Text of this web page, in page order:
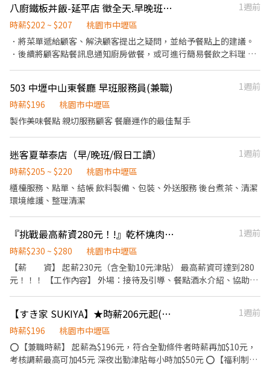
健檢 ★勞保、健保，6％勞退提撥 ⭕【工作說明】 《內場》:餐點製
作、食材備料、進貨盤點 《外場》:接待服務顧客、收銀結帳、環境
整潔 用最快速的速度提供美味的牛丼！ 用最有元氣的服務使顧客露
出滿意的笑容！ ★開朗活潑有笑容 ★ＳＯＰ專業流程 ★無經驗可
成為全球第一的連鎖餐飲集團。 我們堅持使用安全及高品質的食
材，當場現點現作提供美味可口的日本國民美食-牛丼/咖哩，並以
舒適衛生的用餐環境、熱情用心的服務態度、平實親民的誠懇價
格，強調食品安全，顧客安心。不論是單獨一人、與家人一起、朋
友一起，皆可享受用餐的樂趣。
八廚鐵板丼飯-延平店 徵全天.早晚班人員 有勞健保.團保
1週前
時薪$202 ~ $207
桃園市中壢區
．將菜單遞給顧客、解決顧客提出之疑問，並給予餐點上的建議。
．後續將顧客點餐訊息通知廚房做餐，或可進行簡易餐飲之料理 ．
務。 ．負責洗、剝、削、切各種食材。 ．負責清理工作環境、設備
和餐具。 ．準備不同餐點所需要的食材。 ．協助測量食材的容量與
重量。 ．負責擺盤、打包外帶服務。
503 中壢中山東餐廳 早班服務員(兼職)
1週前
時薪$196
桃園市中壢區
製作美味餐點 親切服務顧客 餐廳運作的最佳幫手
迷客夏華泰店（早/晚班/假日工讀）
1週前
時薪$205 ~ $220
桃園市中壢區
櫃檯服務、點單、結帳 飲料製備、包裝、外送服務 後台煮茶、清潔
環境維護、整理清潔
『挑戰最高薪資280元！!』乾杯燒肉居酒屋大江店 計時社員
1週前
時薪$230 ~ $280
桃園市中壢區
【薪 資】 起薪230元（含全勤10元津貼） 最高薪資可達到280
元！！！ 【工作內容】 外場：接待及引導、餐點酒水介紹、協助顧
班，每週最少上班日為兩天平日兩天假日（假日包含週五、六、
日） 【福利】 每年健檢健康諮詢、員工餐、不定期部門聚餐等。 乾
杯居酒屋 大江店 桃園市中壢區中園路二段501號B1 (大江購物中心)
【すき家 SUKIYA】★時薪206元起(含全勤)★中壢中原店
1週前
時薪$196
桃園市中壢區
⭕【兼職時薪】 起薪為$196元，符合全勤條件者時薪再加$10元，
考核調薪最高可加45元 深夜出勤津貼每小時加$50元 ⭕【福利制